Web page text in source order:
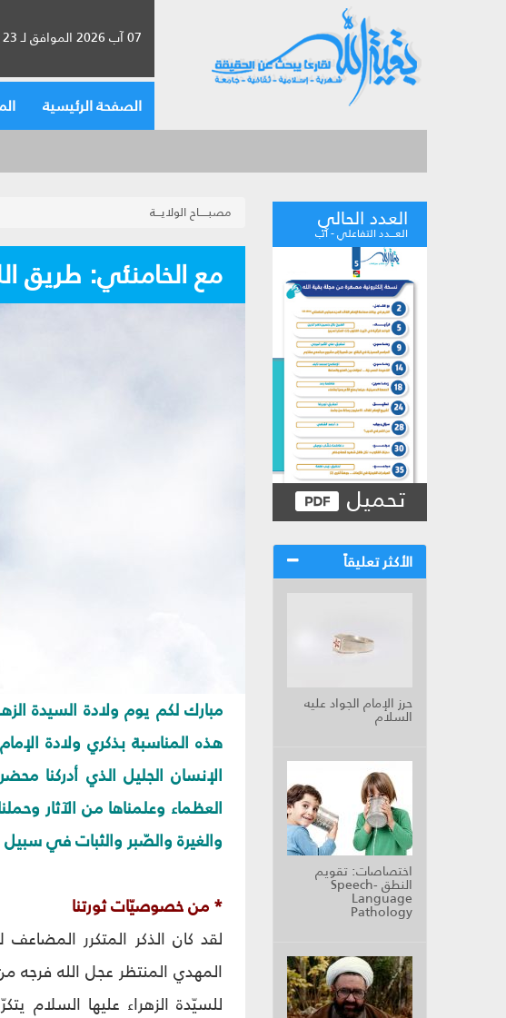
07 آب 2026 الموافق لـ 23 صفر 1448
الصفحة الرئيسية
العدد الحالي
العـــدد التفاعلي - آب
تحميل
الأكثر تعليقاً
حرز الإمام الجواد عليه
السلام
اختصاصات: تقويم
النطق Speech-
Language
Pathology
مصبـــــاح الولايـــة
مع الخامنئي: طريق
مبارك لكم يوم ولادة السيدة
هذه المناسبة بذكري ولادة
الإنسان الجليل الذي أدركنا
العظماء وعلمناها من الآثار
والغيرة والصّبر والثبات في
* من خصوصيّات ثورتنا
لقد كان الذكر المتكرر المضاعف
المهدي المنتظر عجل الله فرجه
للسيّدة الزهراء عليها السلام